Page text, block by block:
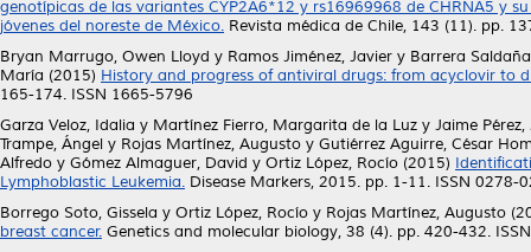
genotípicas de las variantes CYP2A6*12 y rs16969968 de CHRNA5 y
jóvenes del noreste de México. Revista médica de Chile, 143 (11). pp.
Bryan Marrugo, Owen Lloyd y Ramos Jiménez, Javier y Barrera
María (2015) History and progress of antiviral drugs: from acyclovir to
165-174. ISSN 1665-5796
Garza Veloz, Idalia y Martínez Fierro, Margarita de la Luz y Jaime Pérez,
Trampe, Ángel y Rojas Martínez, Augusto y Gutiérrez Aguirre, César
Alfredo y Gómez Almaguer, David y Ortiz López, Rocío (2015)
Lymphoblastic Leukemia. Disease Markers, 2015. pp. 1-11. ISSN 0278-
Borrego Soto, Gissela y Ortiz López, Rocío y Rojas Martínez, Augusto
breast cancer. Genetics and molecular biology, 38 (4). pp. 420-432.